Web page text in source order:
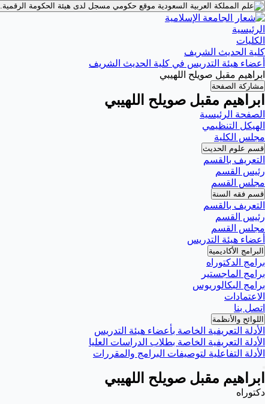
موقع حكومي مسجل لدى هيئة الحكومة الرقمية.
الرئيسية
الكليات
كلية الحديث الشريف
أعضاء هيئة التدريس في كلية الحديث الشريف
ابراهيم مقبل صويلح اللهيبي
مشاركة الصفحة
ابراهيم مقبل صويلح اللهيبي
الصفحة الرئيسية
الهيكل التنظيمي
مجلس الكلية
قسم علوم الحديث
التعريف بالقسم
رئيس القسم
مجلس القسم
قسم فقه السنة
التعريف بالقسم
رئيس القسم
مجلس القسم
أعضاء هيئة التدريس
البرامج الأكاديمية
برامج الدكتوراه
برامج الماجستير
برامج البكالوريوس
الاعتمادات
اتصل بنا
اللوائح والأنظمة
الأدلة التعريفية الخاصة بأعضاء هيئة التدريس
الأدلة التعريفية الخاصة بطلاب الدراسات العليا
الأدلة التفاعلية لتوصيفات البرامج والمقررات
ابراهيم مقبل صويلح اللهيبي
دكتوراه